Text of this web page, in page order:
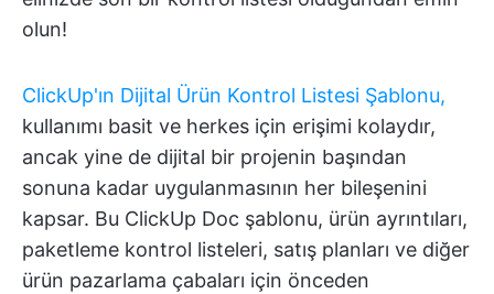
olun!
ClickUp'ın Dijital Ürün Kontrol Listesi Şablonu,
kullanımı basit ve herkes için erişimi kolaydır,
ancak yine de dijital bir projenin başından
sonuna kadar uygulanmasının her bileşenini
kapsar. Bu ClickUp Doc şablonu, ürün ayrıntıları,
paketleme kontrol listeleri, satış planları ve diğer
ürün pazarlama çabaları için önceden